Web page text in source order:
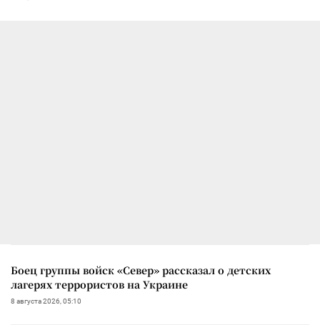
Боец группы войск «Север» рассказал о детских
лагерях террористов на Украине
8 августа 2026, 05:10